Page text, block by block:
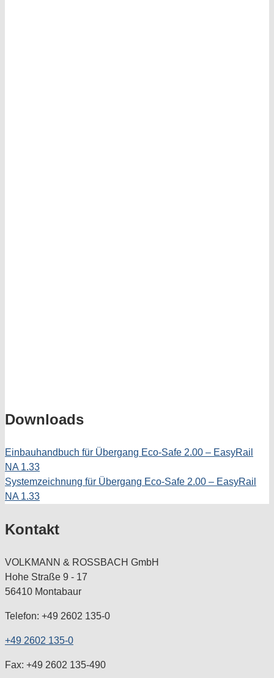
Downloads
Einbauhandbuch für Übergang Eco-Safe 2.00 – EasyRail
NA 1.33
Systemzeichnung für Übergang Eco-Safe 2.00 – EasyRail
NA 1.33
Kontakt
VOLKMANN & ROSSBACH GmbH
Hohe Straße 9 - 17
56410 Montabaur
Telefon: +49 2602 135-0
+49 2602 135-0
Fax: +49 2602 135-490